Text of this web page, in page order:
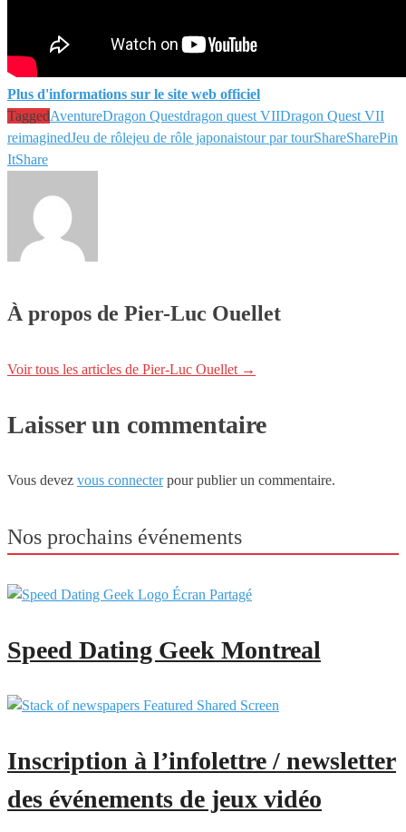
Plus d'informations sur le site web officiel
TaggedAventureDragon Questdragon quest VIIDragon Quest VII
reimaginedJeu de rôlejeu de rôle japonaistour par tourShareSharePin
ItShare
À propos de Pier-Luc Ouellet
Voir tous les articles de Pier-Luc Ouellet →
Laisser un commentaire
Vous devez vous connecterpour publier un commentaire.
Nos prochains événements
Speed Dating Geek Montreal
Inscription à l’infolettre / newsletter
des événements de jeux vidéo